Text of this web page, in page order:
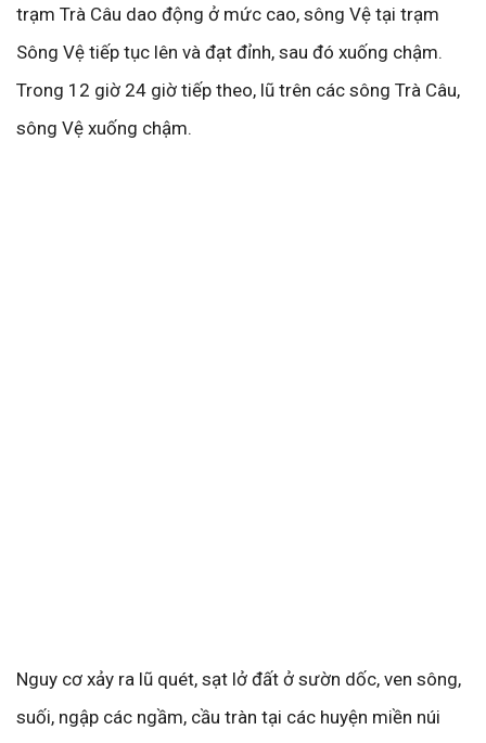
trạm Trà Câu dao động ở mức cao, sông Vệ tại trạm
Sông Vệ tiếp tục lên và đạt đỉnh, sau đó xuống chậm.
Trong 12 giờ 24 giờ tiếp theo, lũ trên các sông Trà Câu,
sông Vệ xuống chậm.
Nguy cơ xảy ra lũ quét, sạt lở đất ở sườn dốc, ven sông,
suối, ngập các ngầm, cầu tràn tại các huyện miền núi